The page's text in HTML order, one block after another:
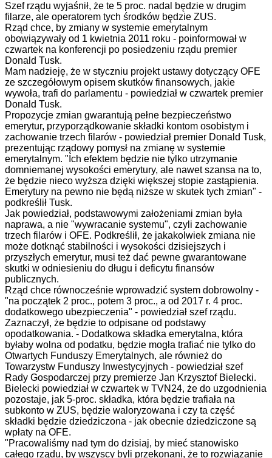
Szef rządu wyjaśnił, że te 5 proc. nadal będzie w drugim
filarze, ale operatorem tych środków będzie ZUS.
Rząd chce, by zmiany w systemie emerytalnym
obowiązywały od 1 kwietnia 2011 roku - poinformował w
czwartek na konferencji po posiedzeniu rządu premier
Donald Tusk.
Mam nadzieję, że w styczniu projekt ustawy dotyczący OFE
ze szczegółowym opisem skutków finansowych, jakie
wywoła, trafi do parlamentu - powiedział w czwartek premier
Donald Tusk.
Propozycje zmian gwarantują pełne bezpieczeństwo
emerytur, przyporządkowanie składki kontom osobistym i
zachowanie trzech filarów - powiedział premier Donald Tusk,
prezentując rządowy pomysł na zmianę w systemie
emerytalnym. "Ich efektem będzie nie tylko utrzymanie
domniemanej wysokości emerytury, ale nawet szansa na to,
że będzie nieco wyższa dzięki większej stopie zastąpienia.
Emerytury na pewno nie będą niższe w skutek tych zmian" -
podkreślił Tusk.
Jak powiedział, podstawowymi założeniami zmian była
naprawa, a nie "wywracanie systemu", czyli zachowanie
trzech filarów i OFE. Podkreślił, że jakakolwiek zmiana nie
może dotknąć stabilności i wysokości dzisiejszych i
przyszłych emerytur, musi też dać pewne gwarantowane
skutki w odniesieniu do długu i deficytu finansów
publicznych.
Rząd chce równocześnie wprowadzić system dobrowolny -
"na początek 2 proc., potem 3 proc., a od 2017 r. 4 proc.
dodatkowego ubezpieczenia" - powiedział szef rządu.
Zaznaczył, że będzie to odpisane od podstawy
opodatkowania. - Dodatkowa składka emerytalna, która
byłaby wolna od podatku, będzie mogła trafiać nie tylko do
Otwartych Funduszy Emerytalnych, ale również do
Towarzystw Funduszy Inwestycyjnych - powiedział szef
Rady Gospodarczej przy premierze Jan Krzysztof Bielecki.
Bielecki powiedział w czwartek w TVN24, że do uzgodnienia
pozostaje, jak 5-proc. składka, która będzie trafiała na
subkonto w ZUS, będzie waloryzowana i czy ta część
składki będzie dziedziczona - jak obecnie dziedziczone są
wpłaty na OFE.
"Pracowaliśmy nad tym do dzisiaj, by mieć stanowisko
całego rządu, by wszyscy byli przekonani, że to rozwiązanie